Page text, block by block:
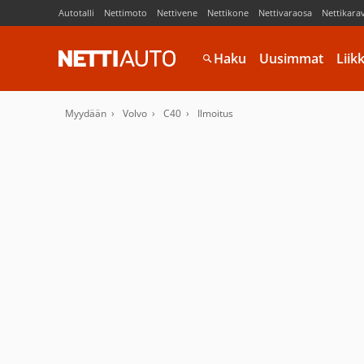
Autotalli Nettimoto Nettivene Nettikone Nettivaraosa
Haku Uusimmat
Myydään Volvo C40 Ilmoitus